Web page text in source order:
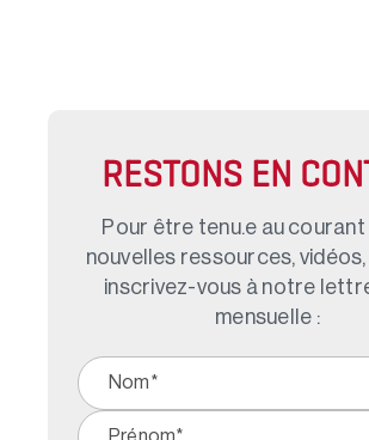
RESTONS EN
Pour être tenu.e au courant
nouvelles ressources, vidéos,
inscrivez-vous à notre
mensuelle :